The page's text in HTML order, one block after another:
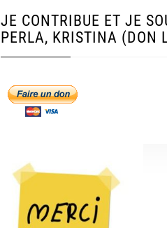
JE CONTRIBUE ET JE
PERLA, KRISTINA (DON